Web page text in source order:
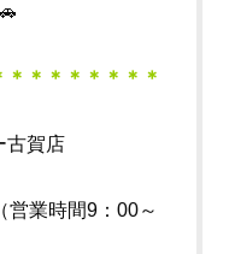
＊＊＊＊＊＊＊
古賀店
営業時間9：00～